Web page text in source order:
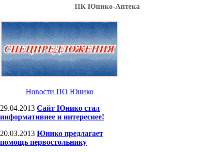
ПК Юнико-Аптека
Новости ПО Юнико
29.04.2013 Сайт Юнико стал
информативнее и интереснее!
20.03.2013 Юнико предлагает
помощь первостольнику